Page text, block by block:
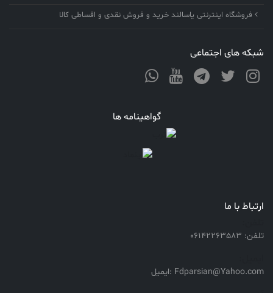
فروشگاه اینترنتی یاسالند خرید و فروش نقدی و اقساطی کالا
شبکه های اجتماعی
گواهینامه ها
ارتباط با ما
تلفن: 06142263583
Fdparsian@Yahoo.com :ایمیل